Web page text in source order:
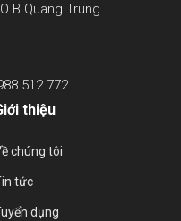
B Quang Trung
512 772
thiệu
chúng tôi
tức
dụng